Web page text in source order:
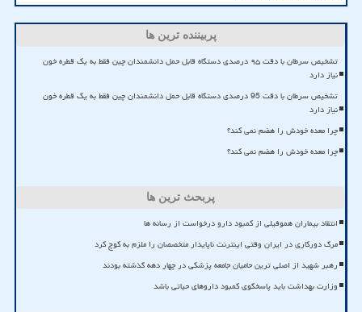
پربیننده ترین ها
تشخیص سرطان با دقت ۹۵ درصدی دستگاه قابل حمل دانشمندان چین فقط به یک قطره خون
نیاز دارد
تشخیص سرطان با دقت 95 درصدی دستگاه قابل حمل دانشمندان چین فقط به یک قطره خون
نیاز دارد
چرا معده خودش را هضم نمی کند؟
چرا معده خودش را هضم نمی کند؟
پربحث ترین ها
انتقاد بیماران هموفیلی از کمبود دارو درخواست از رسانه ها
مرگ دورکاری در ایران وقتی اینترنت ناپایدار متخصصان را ملزم به کوچ کرد
رهبر شهید از اصلی ترین حامیان جامعه پزشکی در چهار دهه گذشته بودند
وزارت بهداشت باید پاسخگوی کمبود داروهای حیاتی باشد